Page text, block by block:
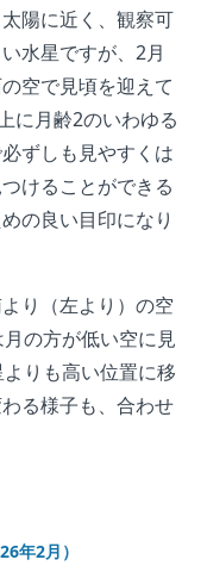
陽に近く、観察可
水星ですが、2月
空で見頃を迎えて
に月齢2のいわゆる
ずしも見やすくは
けることができる
の良い目印になり
り（左より）の空
の方が低い空に見
りも高い位置に移
る様子も、合わせ
年2月）